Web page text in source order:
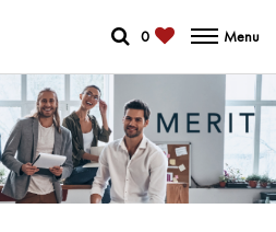
0 Menu